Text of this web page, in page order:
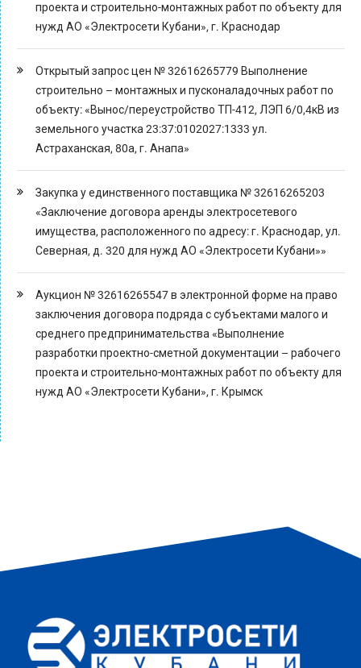
проекта и строительно-монтажных работ по объекту для
нужд АО «Электросети Кубани», г. Краснодар
Открытый запрос цен № 32616265779 Выполнение
строительно – монтажных и пусконаладочных работ по
объекту: «Вынос/переустройство ТП-412, ЛЭП 6/0,4кВ из
земельного участка 23:37:0102027:1333 ул.
Астраханская, 80а, г. Анапа»
Закупка у единственного поставщика № 32616265203
«Заключение договора аренды электросетевого
имущества, расположенного по адресу: г. Краснодар, ул.
Северная, д. 320 для нужд АО «Электросети Кубани»»
Аукцион № 32616265547 в электронной форме на право
заключения договора подряда с субъектами малого и
среднего предпринимательства «Выполнение
разработки проектно-сметной документации – рабочего
проекта и строительно-монтажных работ по объекту для
нужд АО «Электросети Кубани», г. Крымск